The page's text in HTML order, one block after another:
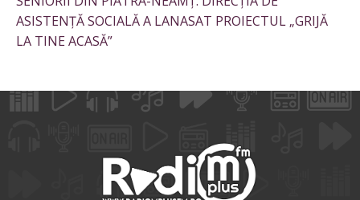
ASISTENȚĂ SOCIALĂ A LANASAT PROIECTUL „GRIJĂ
LA TINE ACASĂ”